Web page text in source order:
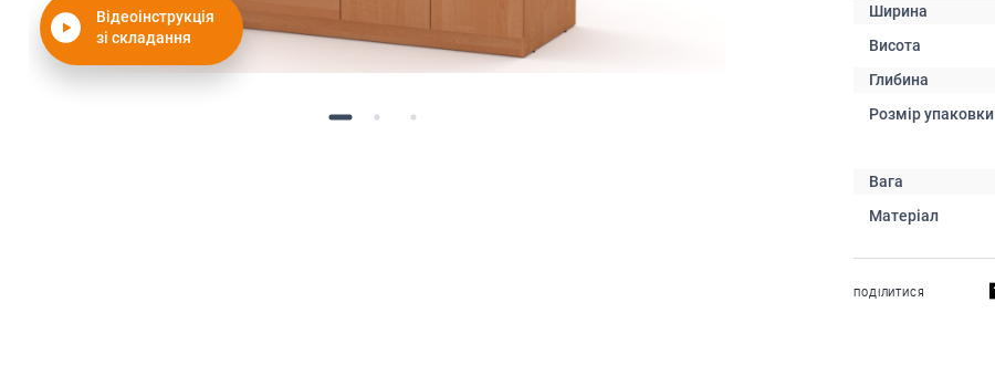
Відеоінструкція
зі складання
Ширина
Висота
Глибина
Розмір упаковки
Вага
Матеріал
ПОДІЛИТИСЯ